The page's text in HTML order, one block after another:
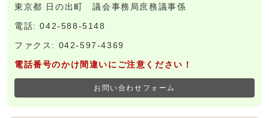
東京都 日の出町 議会事務局庶務議事係
電話: 042-588-5148
ファクス: 042-597-4369
電話番号のかけ間違いにご注意ください！
お問い合わせフォーム